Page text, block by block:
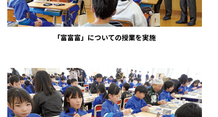
「富富富」についての授業を実施